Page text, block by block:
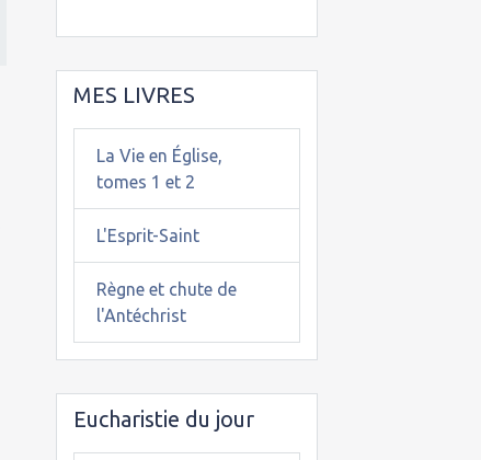
MES LIVRES
La Vie en Église,
tomes 1 et 2
L'Esprit-Saint
Règne et chute de
l'Antéchrist
Eucharistie du jour